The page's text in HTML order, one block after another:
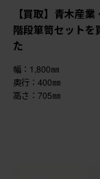
【買取】青木産
階段箪笥セットを
た
幅：1,800㎜
奥行：400㎜
高さ：705㎜